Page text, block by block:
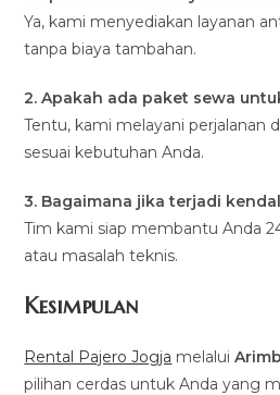
Ya, kami menyediakan layanan
tanpa biaya tambahan.
2. Apakah ada paket sewa
Tentu, kami melayani perjalanan
sesuai kebutuhan Anda.
3. Bagaimana jika terjadi
Tim kami siap membantu Anda
atau masalah teknis.
Kesimpulan
Rental Pajero Jogja melalui
pilihan cerdas untuk Anda yang